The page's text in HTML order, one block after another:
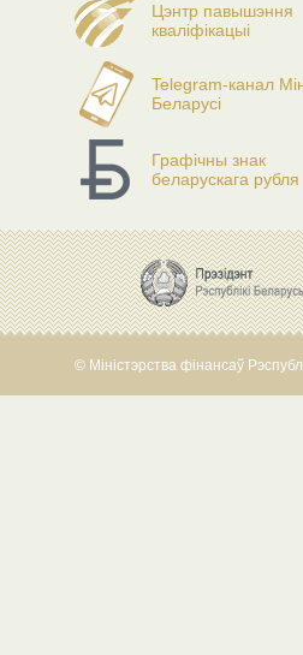
Цэнтр павышэння
кваліфікацыі
Telegram-канал
Беларусі
Графічны знак
беларускага рубля
© Міністэрства фінансаў